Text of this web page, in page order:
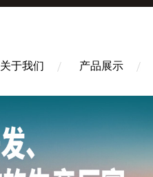
关于我们 产品展示